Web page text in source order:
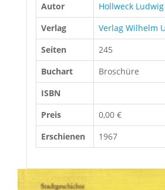
Autor
Hollweck Ludwig
Verlag
Verlag Wilhelm
Seiten
245
Buchart
Broschüre
ISBN
Preis
0,00 €
Erschienen
1967